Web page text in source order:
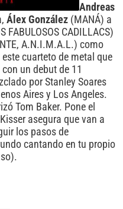
Andreas
Álex González (MANÁ) a
FABULOSOS CADILLACS)
A.N.I.M.A.L.) como
cuarteto de metal que
un debut de 11
por Stanley Soares
Aires y Los Angeles.
Tom Baker. Pone el
asegura que van a
los pasos de
cantando en tu propio